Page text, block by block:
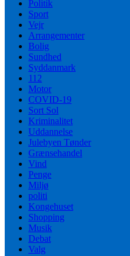
Politik
Sport
Vejr
Arrangementer
Bolig
Sundhed
Syddanmark
112
Motor
COVID-19
Sort Sol
Kriminalitet
Uddannelse
Julebyen Tønder
Grænsehandel
Vind
Penge
Miljø
politi
Kongehuset
Shopping
Musik
Debat
Valg